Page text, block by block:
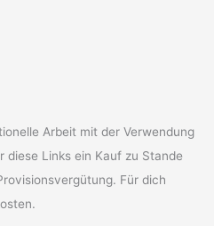
Arbeit mit der Verwendung
diese Links ein Kauf zu Stande
Für dich